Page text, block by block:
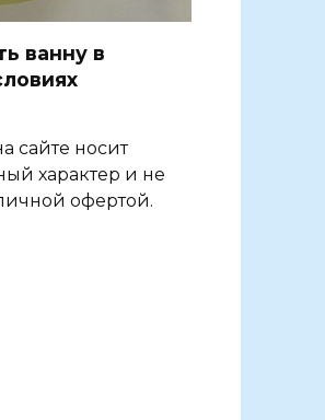
ванну в
сайте носит
характер и не
офертой.